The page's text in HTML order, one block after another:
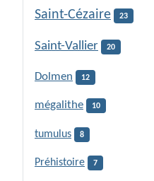
Saint-Cézaire 23
Saint-Vallier 20
Dolmen 12
mégalithe 10
tumulus 8
Préhistoire 7